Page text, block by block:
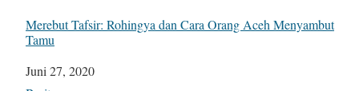
Merebut Tafsir: Rohingya dan Cara Orang Aceh Menyambut
Tamu
Tanggal
Juni 27, 2020